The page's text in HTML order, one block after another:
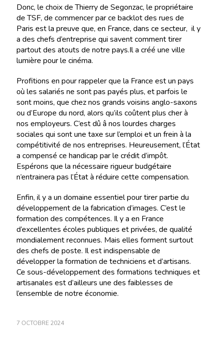
Donc, le choix de Thierry de Segonzac, le propriétaire
de TSF, de commencer par ce backlot des rues de
Paris est la preuve que, en France, dans ce secteur, il y
a des chefs d’entreprise qui savent comment tirer
partout des atouts de notre pays.Il a créé une ville
lumière pour le cinéma.
Profitions en pour rappeler que la France est un pays
où les salariés ne sont pas payés plus, et parfois le
sont moins, que chez nos grands voisins anglo-saxons
ou d’Europe du nord, alors qu’ils coûtent plus cher à
nos employeurs. C’est dû â nos lourdes charges
sociales qui sont une taxe sur l’emploi et un frein à la
compétitivité de nos entreprises. Heureusement, l’État
a compensé ce handicap par le crédit d’impôt.
Espérons que la nécessaire rigueur budgétaire
n’entrainera pas l’État à réduire cette compensation.
Enfin, il y a un domaine essentiel pour tirer partie du
développement de la fabrication d’images. C’est le
formation des compétences. Il y a en France
d’excellentes écoles publiques et privées, de qualité
mondialement reconnues. Mais elles forment surtout
des chefs de poste. Il est indispensable de
développer la formation de techniciens et d’artisans.
Ce sous-développement des formations techniques et
artisanales est d’ailleurs une des faiblesses de
l’ensemble de notre économie.
7 OCTOBRE 2024